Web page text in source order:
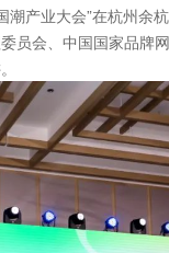
产业大会”在杭州余
员会、中国国家品牌